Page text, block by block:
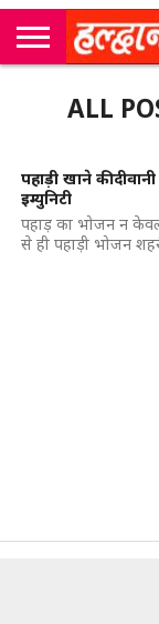
कॉर्नर
उत्तराखंड
मनोरंजन
सम्पादकीय
अलर्ट्सALL
पहाड़ी खाने की
इम्युनिटी
पहाड़ का भोजन न केवल
से ही पहाड़ी भोजन